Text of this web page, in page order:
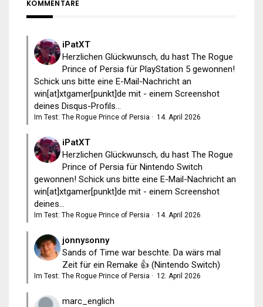
KOMMENTARE
iPatXT
Herzlichen Glückwunsch, du hast The Rogue
Prince of Persia für PlayStation 5 gewonnen!
Schick uns bitte eine E-Mail-Nachricht an
win[at]xtgamer[punkt]de mit - einem Screenshot
deines Disqus-Profils...
Im Test: The Rogue Prince of Persia · 14. April 2026
iPatXT
Herzlichen Glückwunsch, du hast The Rogue
Prince of Persia für Nintendo Switch
gewonnen! Schick uns bitte eine E-Mail-Nachricht an
win[at]xtgamer[punkt]de mit - einem Screenshot
deines...
Im Test: The Rogue Prince of Persia · 14. April 2026
jonnysonny
Sands of Time war beschte. Da wärs mal
Zeit für ein Remake 👍 (Nintendo Switch)
Im Test: The Rogue Prince of Persia · 12. April 2026
marc_englich